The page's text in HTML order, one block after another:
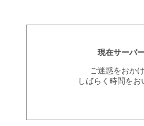
現在サーバ
ご迷惑をおか
しばらく時間を